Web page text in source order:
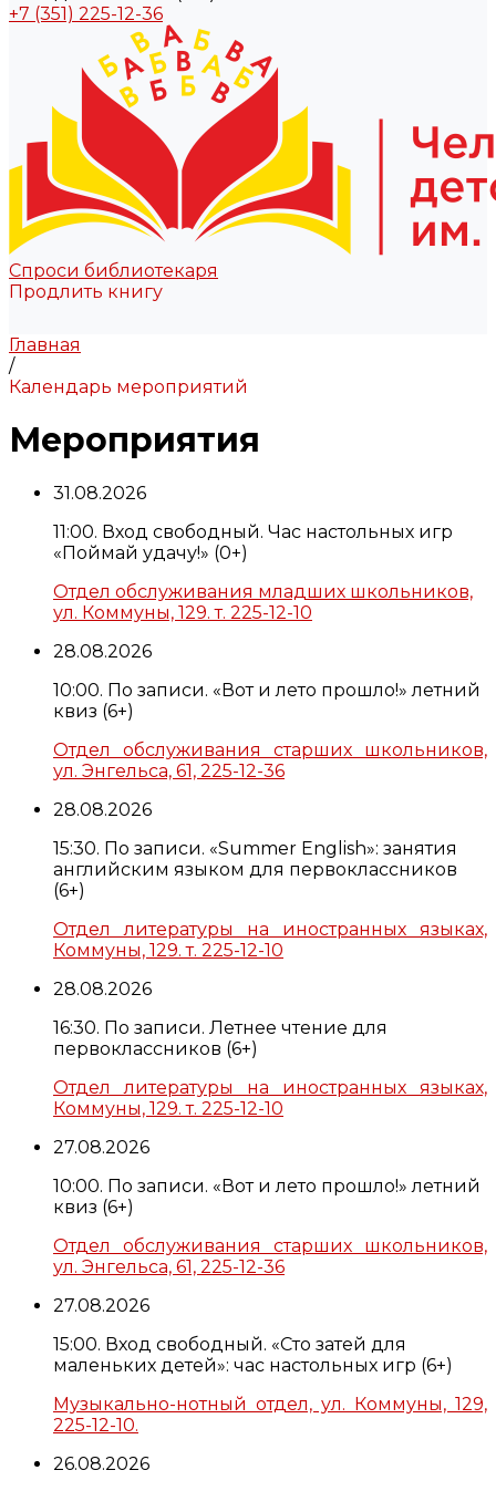
+7 (351) 225-12-36
Спроси библиотекаря
Продлить книгу
Главная
/
Календарь мероприятий
Мероприятия
31.08.2026
11:00. Вход свободный. Час настольных игр
«Поймай удачу!» (0+)
Отдел обслуживания младших школьников,
ул. Коммуны, 129. т. 225-12-10
28.08.2026
10:00. По записи. «Вот и лето прошло!» летний
квиз (6+)
Отдел обслуживания старших школьников,
ул. Энгельса, 61, 225-12-36
28.08.2026
15:30. По записи. «Summer English»: занятия
английским языком для первоклассников
(6+)
Отдел литературы на иностранных языках,
Коммуны, 129. т. 225-12-10
28.08.2026
16:30. По записи. Летнее чтение для
первоклассников (6+)
Отдел литературы на иностранных языках,
Коммуны, 129. т. 225-12-10
27.08.2026
10:00. По записи. «Вот и лето прошло!» летний
квиз (6+)
Отдел обслуживания старших школьников,
ул. Энгельса, 61, 225-12-36
27.08.2026
15:00. Вход свободный. «Сто затей для
маленьких детей»: час настольных игр (6+)
Музыкально-нотный отдел, ул. Коммуны, 129,
225-12-10.
26.08.2026